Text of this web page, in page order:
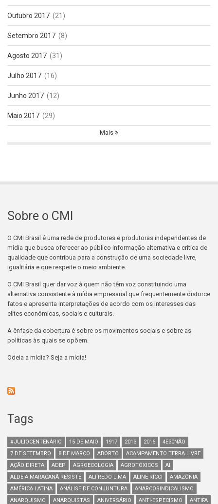
Outubro 2017 (21)
Setembro 2017 (8)
Agosto 2017 (31)
Julho 2017 (16)
Junho 2017 (12)
Maio 2017 (29)
Mais
Sobre o CMI
O CMI Brasil é uma rede de produtores e produtoras independentes de
mídia que busca oferecer ao público informação alternativa e crítica de
qualidade que contribua para a construção de uma sociedade livre,
igualitária e que respeite o meio ambiente.
O CMI Brasil quer dar voz à quem não têm voz constituindo uma
alternativa consistente à mídia empresarial que frequentemente distorce
fatos e apresenta interpretações de acordo com os interesses das
elites econômicas, sociais e culturais.
A ênfase da cobertura é sobre os movimentos sociais e sobre as
políticas às quais se opõem.
Odeia a mídia? Seja a mídia!
Tags
#JULIOCENTENÁRIO 15 DE MAIO 1917 2013 2016
4E30NÃO
7 DE SETEMBRO
8 DE MARÇO ABORTO
ACAMPAMENTO TERRA LIVRE
AÇÃO DIRETA
ADEP AGROECOLOGIA AGROTÓXICOS
AI
ALDEIA MARACANÃ RESISTE
ALFREDO LIMA ALINE RICCI
AMAZÔNIA
AMÉRICA LATINA
ANÁLISE DE CONJUNTURA
ANARCOSINDICALISMO
ANARQUISMO
ANARQUISTAS ANIVERSÁRIO ANTI-ESPECISMO
ANTIFA